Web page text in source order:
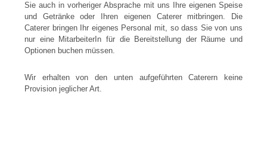
Sie auch in vorheriger Absprache mit uns Ihre eigenen Speise
und Getränke oder Ihren eigenen Caterer mitbringen. Die
Caterer bringen Ihr eigenes Personal mit, so dass Sie von uns
nur eine MitarbeiterIn für die Bereitstellung der Räume und
Optionen buchen müssen.
Wir erhalten von den unten aufgeführten Caterern keine
Provision jeglicher Art.